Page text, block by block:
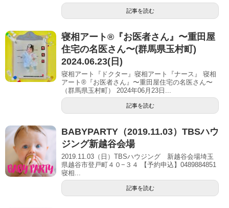
記事を読む
寝相アート®︎『お医者さん』〜重田屋
住宅の名医さん〜(群馬県玉村町)
2024.06.23(日)
寝相アート『ドクター』寝相アート『ナース』 寝相
アート®『お医者さん』〜重田屋住宅の名医さん〜
（群馬県玉村町） 2024年06月23日...
記事を読む
BABYPARTY（2019.11.03）TBSハウ
ジング新越谷会場
2019.11.03（日）TBSハウジング 新越谷会場埼玉
県越谷市登戸町４０−３４ 【予約申込】0489884851
寝相...
記事を読む